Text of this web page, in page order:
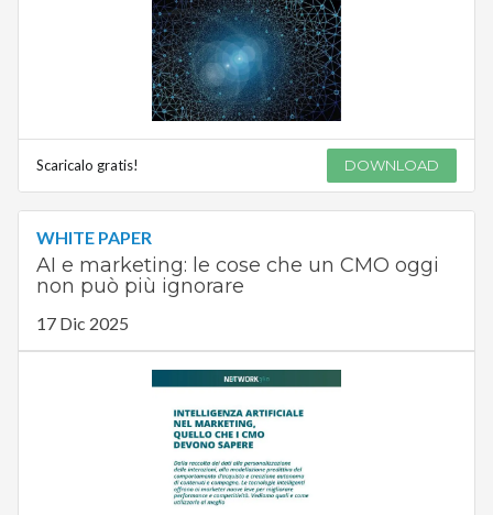
Scaricalo gratis! DOWNLOAD
WHITE PAPER
AI e marketing: le cose che un CMO oggi
non può più ignorare
17 Dic 2025